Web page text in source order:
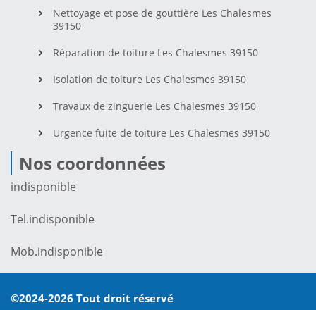
Nettoyage et pose de gouttière Les Chalesmes
39150
Réparation de toiture Les Chalesmes 39150
Isolation de toiture Les Chalesmes 39150
Travaux de zinguerie Les Chalesmes 39150
Urgence fuite de toiture Les Chalesmes 39150
Nos coordonnées
indisponible
Tel.indisponible
Mob.indisponible
©2024-2026 Tout droit réservé